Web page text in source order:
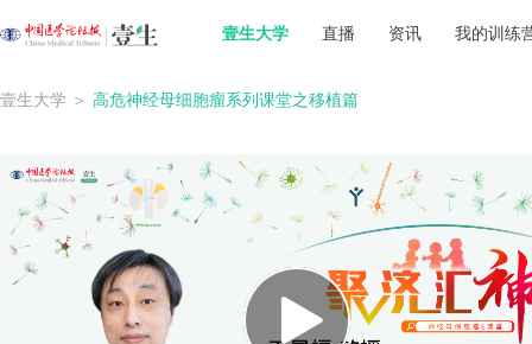
壹生大学 直播 资讯 我的训练
壹生大学 ＞ 高危神经母细胞瘤系列课堂之移植篇